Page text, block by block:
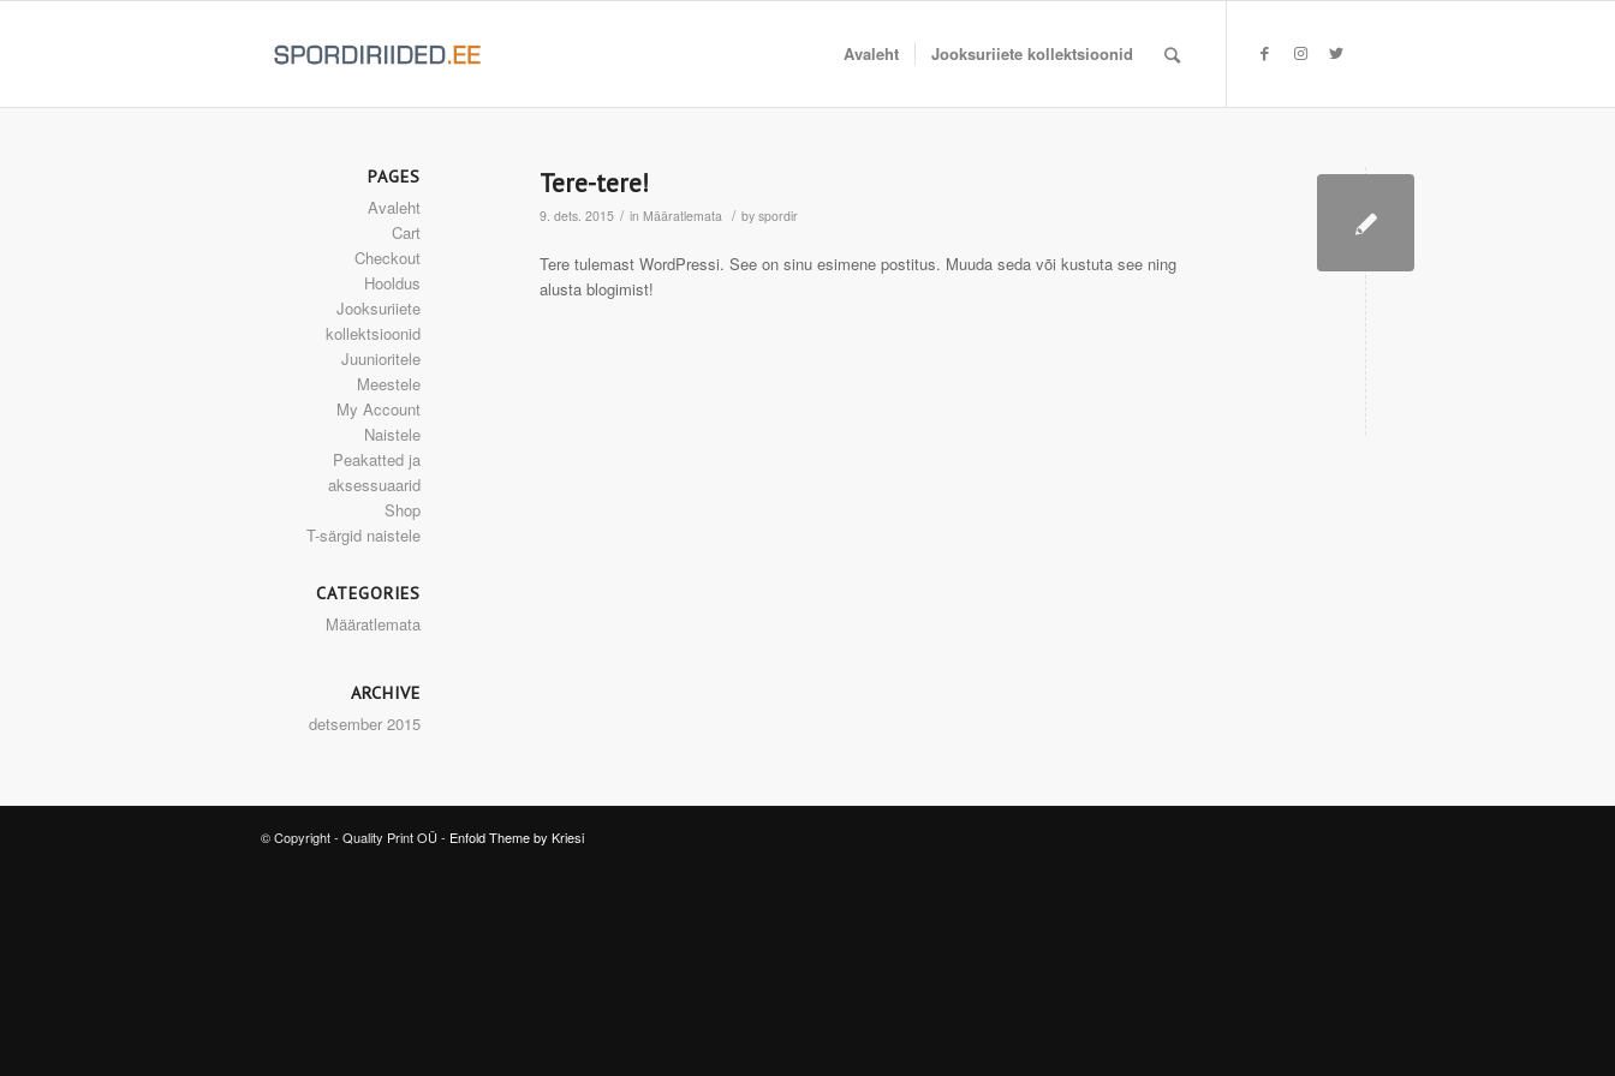
Avaleht Jooksuriiete kollektsioonid
Tere-tere!
9. dets. 2015 / in Määratlemata / by spordir
Tere tulemast WordPressi. See on sinu esimene postitus. Muuda seda või kustuta see ning
alusta blogimist!
PAGES
Avaleht
Cart
Checkout
Hooldus
Jooksuriiete
kollektsioonid
Juunioritele
Meestele
My Account
Naistele
Peakatted ja
aksessuaarid
Shop
T-särgid naistele
CATEGORIES
Määratlemata
ARCHIVE
detsember 2015
© Copyright - Quality Print OÜ - Enfold Theme by Kriesi